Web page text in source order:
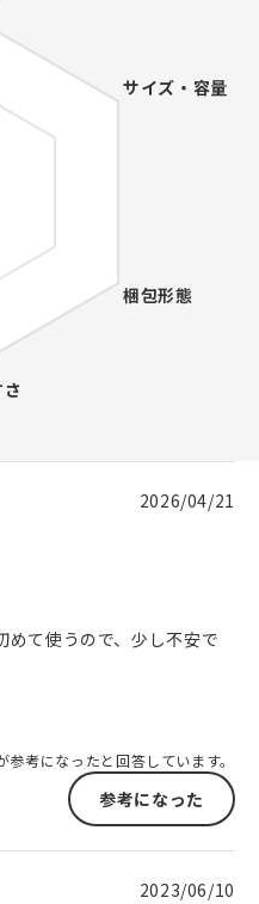
2026/04/21
めて使うので、少し不安で
参考になったと回答しています。
参考になった
2023/06/10